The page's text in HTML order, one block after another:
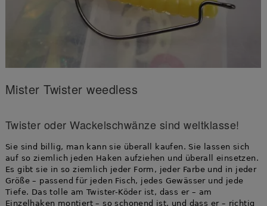
Mister Twister weedless
Twister oder Wackelschwänze sind weltklasse!
Sie sind billig, man kann sie überall kaufen. Sie lassen sich
auf so ziemlich jeden Haken aufziehen und überall einsetzen.
Es gibt sie in so ziemlich jeder Form, jeder Farbe und in jeder
Größe – passend für jeden Fisch, jedes Gewässer und jede
Tiefe. Das tolle am Twister-Köder ist, dass er – am
Einzelhaken montiert – so schonend ist, und dass er – richtig